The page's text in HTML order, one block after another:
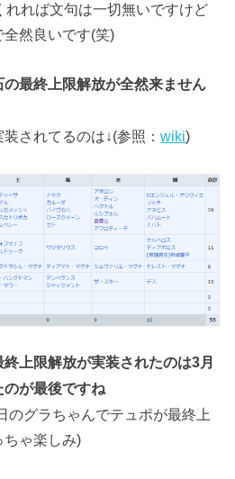
れば文句は一切無いですけど
全然良いです(笑)
最終上限解放が全然来ません
されてるのは↓(参照：wiki)
上限解放が実装されたのは3月
のが最後ですね
のグラちゃんでテュポが最終上
ちゃ楽しみ)